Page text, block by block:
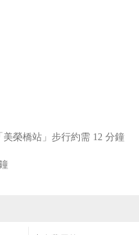
美榮橋站」步行約需 12 分鐘